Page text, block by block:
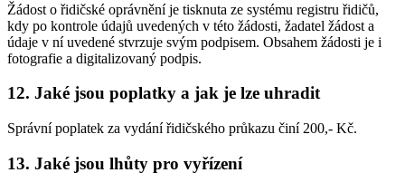
Žádost o řidičské oprávnění je tisknuta ze systému registru řidičů,
kdy po kontrole údajů uvedených v této žádosti, žadatel žádost a
údaje v ní uvedené stvrzuje svým podpisem. Obsahem žádosti je i
fotografie a digitalizovaný podpis.
12. Jaké jsou poplatky a jak je lze uhradit
Správní poplatek za vydání řidičského průkazu činí 200,- Kč.
13. Jaké jsou lhůty pro vyřízení